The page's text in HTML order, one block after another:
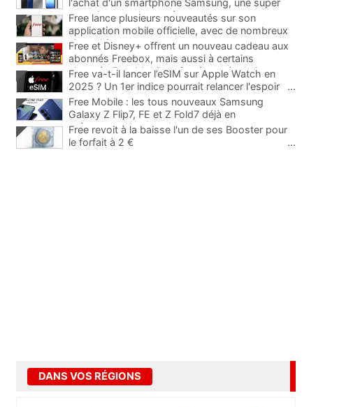
l'achat d'un smartphone Samsung, une super
occasion pour la rentrée
Free lance plusieurs nouveautés sur son
application mobile officielle, avec de nombreux
ajouts bienvenus
...
Free et Disney+ offrent un nouveau cadeau aux
abonnés Freebox, mais aussi à certains
abonnés Free Mobile grâce à une évolution
Free va-t-il lancer l’eSIM sur Apple Watch en
2025 ? Un 1er indice pourrait relancer l'espoir
...
Free Mobile : les tous nouveaux Samsung
Galaxy Z Flip7, FE et Z Fold7 déjà en
précommande avec des promos
Free revoit à la baisse l'un de ses Booster pour
le forfait à 2 €
...
DANS VOS RÉGIONS